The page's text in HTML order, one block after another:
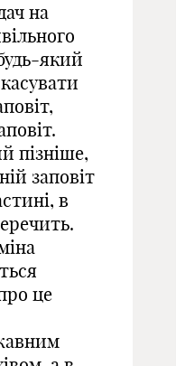
на
який
пізніше,
заповіт
в
це